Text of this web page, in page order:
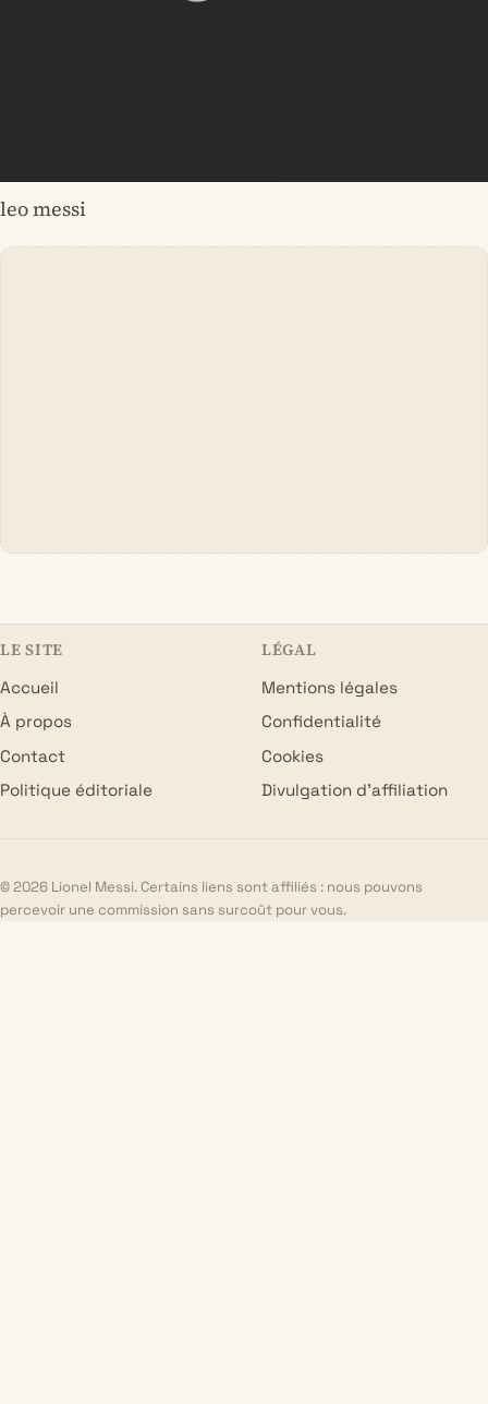
leo messi
LE SITE
Accueil
À propos
Contact
Politique éditoriale
LÉGAL
Mentions légales
Confidentialité
Cookies
Divulgation d’affiliation
© 2026 Lionel Messi. Certains liens sont affiliés : nous pouvons
percevoir une commission sans surcoût pour vous.